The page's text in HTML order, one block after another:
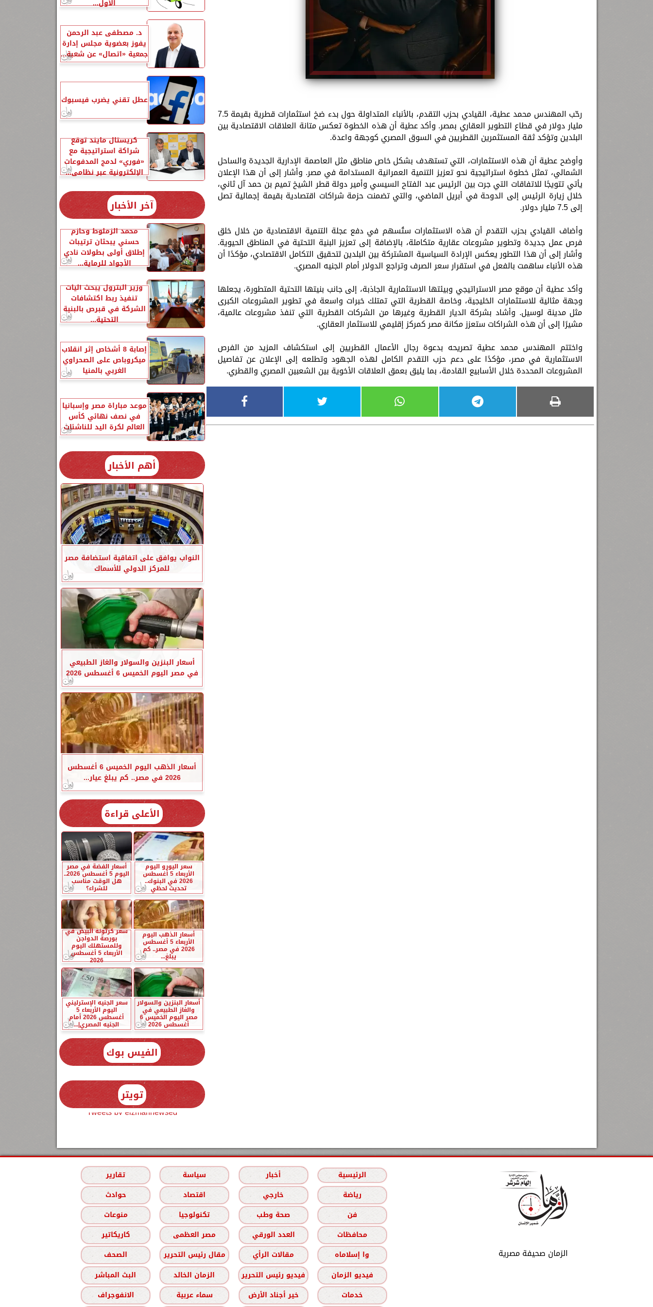
رحّب المهندس محمد عطية، القيادي بحزب التقدم، بالأنباء المتداولة حول بدء ضخ استثمارات قطرية بقيمة 7.5
مليار دولار في قطاع التطوير العقاري بمصر. وأكد عطية أن هذه الخطوة تعكس متانة العلاقات الاقتصادية بين
البلدين وتؤكد ثقة المستثمرين القطريين في السوق المصري كوجهة واعدة.
وأوضح عطية أن هذه الاستثمارات، التي تستهدف بشكل خاص مناطق مثل العاصمة الإدارية الجديدة والساحل
الشمالي، تمثل خطوة استراتيجية نحو تعزيز التنمية العمرانية المستدامة في مصر. وأشار إلى أن هذا الإعلان
يأتي تتويجًا للاتفاقات التي جرت بين الرئيس عبد الفتاح السيسي وأمير دولة قطر الشيخ تميم بن حمد آل ثاني،
خلال زيارة الرئيس إلى الدوحة في أبريل الماضي، والتي تضمنت حزمة شراكات اقتصادية بقيمة إجمالية تصل
إلى 7.5 مليار دولار.
وأضاف القيادي بحزب التقدم أن هذه الاستثمارات ستُسهم في دفع عجلة التنمية الاقتصادية من خلال خلق
فرص عمل جديدة وتطوير مشروعات عقارية متكاملة، بالإضافة إلى تعزيز البنية التحتية في المناطق الحيوية.
وأشار إلى أن هذا التطور يعكس الإرادة السياسية المشتركة بين البلدين لتحقيق التكامل الاقتصادي، مؤكدًا أن
هذه الأنباء ساهمت بالفعل في استقرار سعر الصرف وتراجع الدولار أمام الجنيه المصري.
وأكد عطية أن موقع مصر الاستراتيجي وبيئتها الاستثمارية الجاذبة، إلى جانب بنيتها التحتية المتطورة، يجعلها
وجهة مثالية للاستثمارات الخليجية، وخاصة القطرية التي تمتلك خبرات واسعة في تطوير المشروعات الكبرى
مثل مدينة لوسيل. وأشاد بشركة الديار القطرية وغيرها من الشركات القطرية التي تنفذ مشروعات عالمية،
مشيرًا إلى أن هذه الشراكات ستعزز مكانة مصر كمركز إقليمي للاستثمار العقاري.
واختتم المهندس محمد عطية تصريحه بدعوة رجال الأعمال القطريين إلى استكشاف المزيد من الفرص
الاستثمارية في مصر، مؤكدًا على دعم حزب التقدم الكامل لهذه الجهود وتطلعه إلى الإعلان عن تفاصيل
المشروعات المحددة خلال الأسابيع القادمة، بما يليق بعمق العلاقات الأخوية بين الشعبين المصري والقطري.
الأول...
د. مصطفى عبد الرحمن
يفوز بعضوية مجلس إدارة
جمعية «اتصال» عن شعبة...
عطل تقني يضرب فيسبوك
كريستال مايند توقع
شراكة استراتيجية مع
«فوري» لدمج المدفوعات
الإلكترونية عبر نظامي...
آخر الأخبار
محمد الزملوط وحازم
حسني يبحثان ترتيبات
إطلاق أولى بطولات نادي
الأجواد للرماية...
وزير البترول يبحث آليات
تنفيذ ربط اكتشافات
الشركة في قبرص بالبنية
التحتية...
إصابة 8 أشخاص إثر انقلاب
ميكروباص على الصحراوي
الغربي بالمنيا
موعد مباراة مصر وإسبانيا
في نصف نهائي كأس
العالم لكرة اليد للناشئات
أهم الأخبار
النواب يوافق على اتفاقية استضافة مصر
للمركز الدولي للأسماك
أسعار البنزين والسولار والغاز الطبيعي
في مصر اليوم الخميس 6 أغسطس 2026
أسعار الذهب اليوم الخميس 6 أغسطس
2026 في مصر.. كم يبلغ عيار...
الأعلى قراءة
سعر اليورو اليوم
الأربعاء 5 أغسطس
2026 في البنوك..
تحديث لحظي
أسعار الفضة في مصر
اليوم 5 أغسطس 2026..
هل الوقت مناسب
للشراء؟
أسعار الذهب اليوم
الأربعاء 5 أغسطس
2026 في مصر.. كم
يبلغ...
سعر كرتونة البيض في
بورصة الدواجن
وللمستهلك اليوم
الأربعاء 5 أغسطس
2026
أسعار البنزين والسولار
والغاز الطبيعي في
مصر اليوم الخميس 6
أغسطس 2026
سعر الجنيه الإسترليني
اليوم الأربعاء 5
أغسطس 2026 أمام
الجنيه المصري|...
الفيس بوك
تويتر
Tweets by elzmannewseg
الزمان صحيفة مصرية
الرئيسية أخبار سياسة
تقارير
رياضة
خارجي اقتصاد
حوادث
فن
صحة وطب تكنولوجيا
منوعات
محافظات
العدد الورقي مصر العظمى
كاريكاتير
وا إسلاماه
مقالات الرأي مقال رئيس التحرير
الصحف
فيديو الزمان
فيديو رئيس التحرير الزمان الخالد
البث المباشر
خدمات
خير أجناد الأرض سماء عربية الانفوجراف